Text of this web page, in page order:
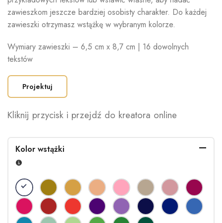
zawieszkom jeszcze bardziej osobisty charakter. Do każdej
zawieszki otrzymasz wstążkę w wybranym kolorze.
Wymiary zawieszki – 6,5 cm x 8,7 cm | 16 dowolnych
tekstów
Projektuj
Kliknij przycisk i przejdź do kreatora online
Kolor wstążki